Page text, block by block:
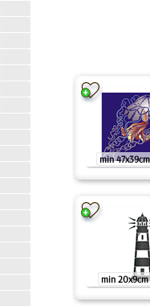
min
min 20x9cm